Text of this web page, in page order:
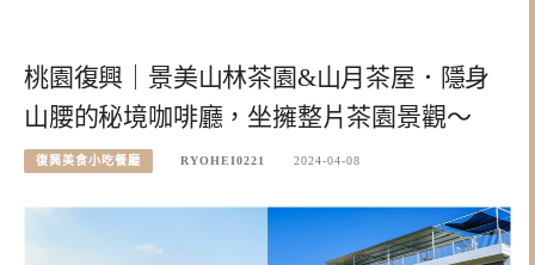
桃園復興｜景美山林茶園&山月茶屋．隱身
山腰的秘境咖啡廳，坐擁整片茶園景觀～
復興美食小吃餐廳 RYOHEI0221 2024-04-08